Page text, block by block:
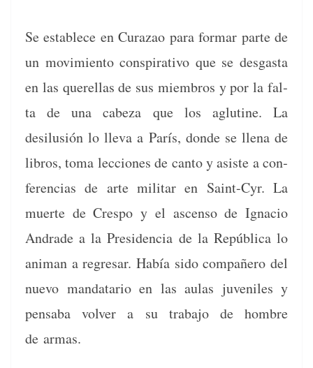
Se establece en Curazao para for­mar parte de
un movimien­to con­spir­a­ti­vo que se des­gas­ta
en las querel­las de sus miem­bros y por la fal­
ta de una cabeza que los aglu­tine. La
desilusión lo lle­va a París, donde se llena de
libros, toma lec­ciones de can­to y asiste a con­
fer­en­cias de arte mil­i­tar en Saint-Cyr. La
muerte de Cre­spo y el ascen­so de Igna­cio
Andrade a la Pres­i­den­cia de la Repúbli­ca lo
ani­man a regre­sar. Había sido com­pañero del
nue­vo man­datario en las aulas juve­niles y
pens­a­ba volver a su tra­ba­jo de hom­bre
de armas.